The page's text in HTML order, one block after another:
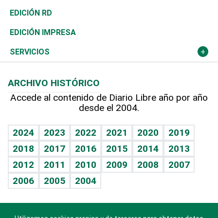
Ocenanía
Caribe
Resto del mundo
Telecom.
Global y variable
Economía personal
Sociales
Novedades
Podcast Arte Libre
Hablando con el pediatra
Vida y familia
Eñe
Celebrando la vida
Sin complejos
En pocas palabras
Tenis
Olimpismo
Más deportes
Línea de hit
TBT Deportivo
El Espía
Noticiero Poteleche
Columnistas
Más firmas
Historia
Martes de tecnología
Cambio climático
Revista
Deportes
Opinión
Hecho en casa
Guía del dinero
EDICIÓN RD
EDICIÓN IMPRESA
SERVICIOS
Cumpleaños
Horóscopos
Juegos
ARCHIVO HISTÓRICO
Accede al contenido de Diario Libre año por año
desde el 2004.
2024 2023 2022 2021 2020
2019
2018
2017 2016 2015 2014
2013
2012
2011 2010 2009 2008
2007
2006
2005 2004